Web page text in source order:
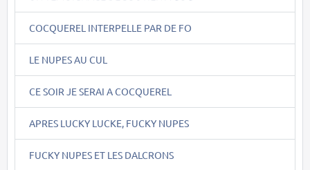
COCQUEREL INTERPELLE PAR DE FO
LE NUPES AU CUL
CE SOIR JE SERAI A COCQUEREL
APRES LUCKY LUCKE, FUCKY NUPES
FUCKY NUPES ET LES DALCRONS